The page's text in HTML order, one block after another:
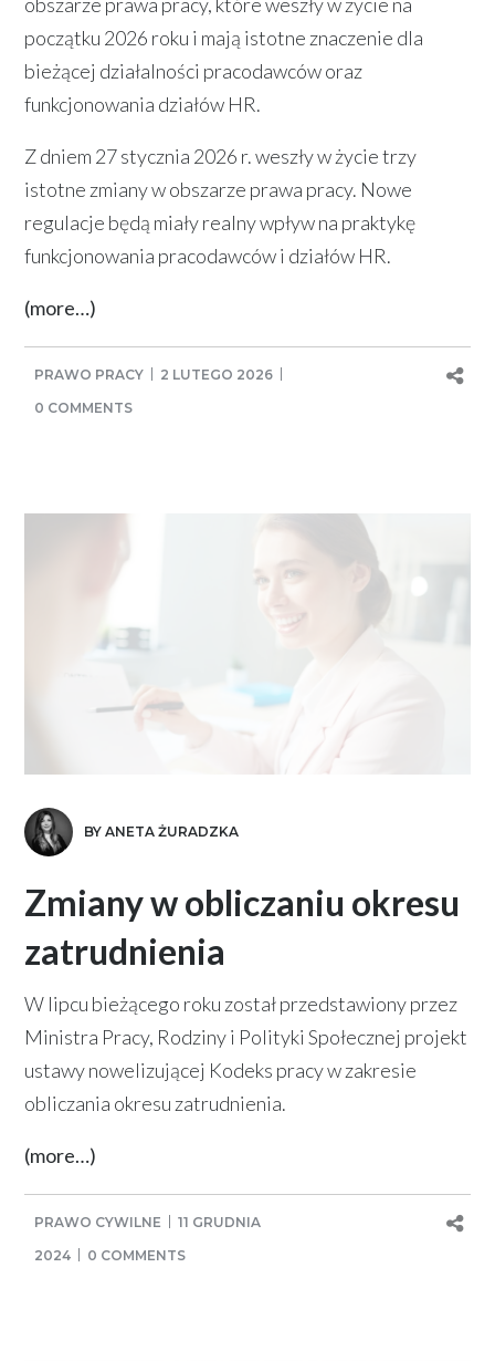
początku 2026 roku i mają istotne znaczenie dla
bieżącej działalności pracodawców oraz
funkcjonowania działów HR.
Z dniem 27 stycznia 2026 r. weszły w życie trzy
istotne zmiany w obszarze prawa pracy. Nowe
regulacje będą miały realny wpływ na praktykę
funkcjonowania pracodawców i działów HR.
(more…)
PRAWO PRACY
2 LUTEGO 2026
0 COMMENTS
BY ANETA ŻURADZKA
Zmiany w obliczaniu okresu
zatrudnienia
W lipcu bieżącego roku został przedstawiony przez
Ministra Pracy, Rodziny i Polityki Społecznej projekt
ustawy nowelizującej Kodeks pracy w zakresie
obliczania okresu zatrudnienia.
(more…)
PRAWO CYWILNE
11 GRUDNIA
2024
0 COMMENTS